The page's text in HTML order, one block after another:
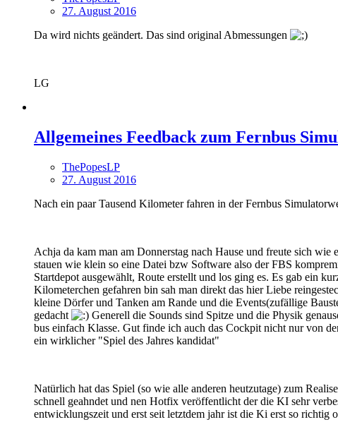
27. August 2016
Da wird nichts geändert. Das sind original Abmessungen
LG
Allgemeines Feedback zum Fernbus
ThePopesLP
27. August 2016
Nach ein paar Tausend Kilometer fahren in der Fernbus
Achja da kam man am Donnerstag nach Hause und freute sich
stauen wie klein so eine Datei bzw Software also der FBS
Startdepot ausgewählt, Route erstellt und los ging es. Es gab ein
Kilometerchen gefahren bin sah man direkt das hier Liebe
kleine Dörfer und Tanken am Rande und die Events(zufällige
gedacht
Generell die Sounds sind Spitze und die Physik
bus einfach Klasse. Gut finde ich auch das Cockpit nicht nur von
ein wirklicher "Spiel des Jahres kandidat"
Natürlich hat das Spiel (so wie alle anderen heutzutage) zum
schnell geahndet und nen Hotfix veröffentlicht der die KI sehr
entwicklungszeit und erst seit letztdem jahr ist die Ki erst so richtig